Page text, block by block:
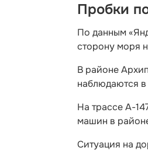
Пробки
По данным
сторону моря
В районе
наблюдаются
На трассе А-
машин в
Ситуация на